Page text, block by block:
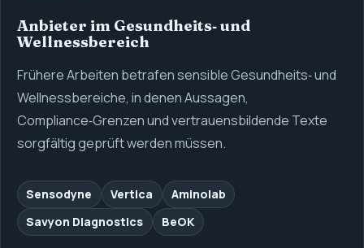
Anbieter im Gesundheits‑ und
Wellnessbereich
Frühere Arbeiten betrafen sensible Gesundheits‑ und
Wellnessbereiche, in denen Aussagen,
Compliance‑Grenzen und vertrauensbildende Texte
sorgfältig geprüft werden müssen.
Sensodyne Vertica
Aminolab
Savyon Diagnostics
BeOK